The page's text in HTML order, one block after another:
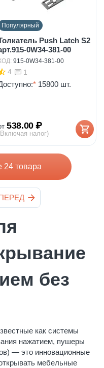
без
как системы
нажатием, пушеры
— это инновационные
мебельные
Популярный
Push Latch S2
0W34-381-00
915-0W34-381-00
4 1
* 15800 шт.
538.00 ₽
налог)
24 товара